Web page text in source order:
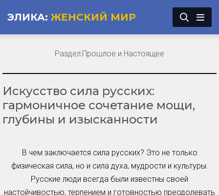
ЭЛИКА: ЖЕНСКИЙ МИР
Искусство сила русских:
гармоничное сочетание мощи,
глубины и изысканности
В чем заключается сила русских? Это не только
физическая сила, но и сила духа, мудрости и культуры.
Русские люди всегда были известны своей
настойчивостью, терпением и готовностью преодолевать
Раздел:Прошлое и Настоящее